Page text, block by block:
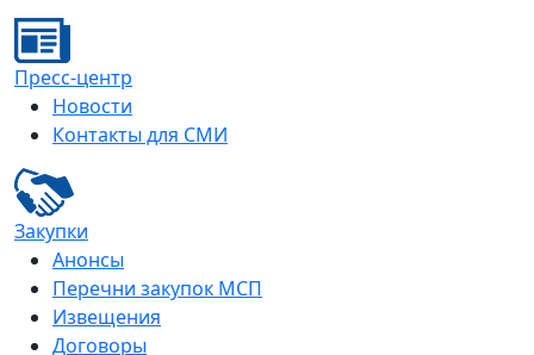
Пресс-центр
Новости
Контакты для СМИ
Закупки
Анонсы
Перечни закупок МСП
Извещения
Договоры